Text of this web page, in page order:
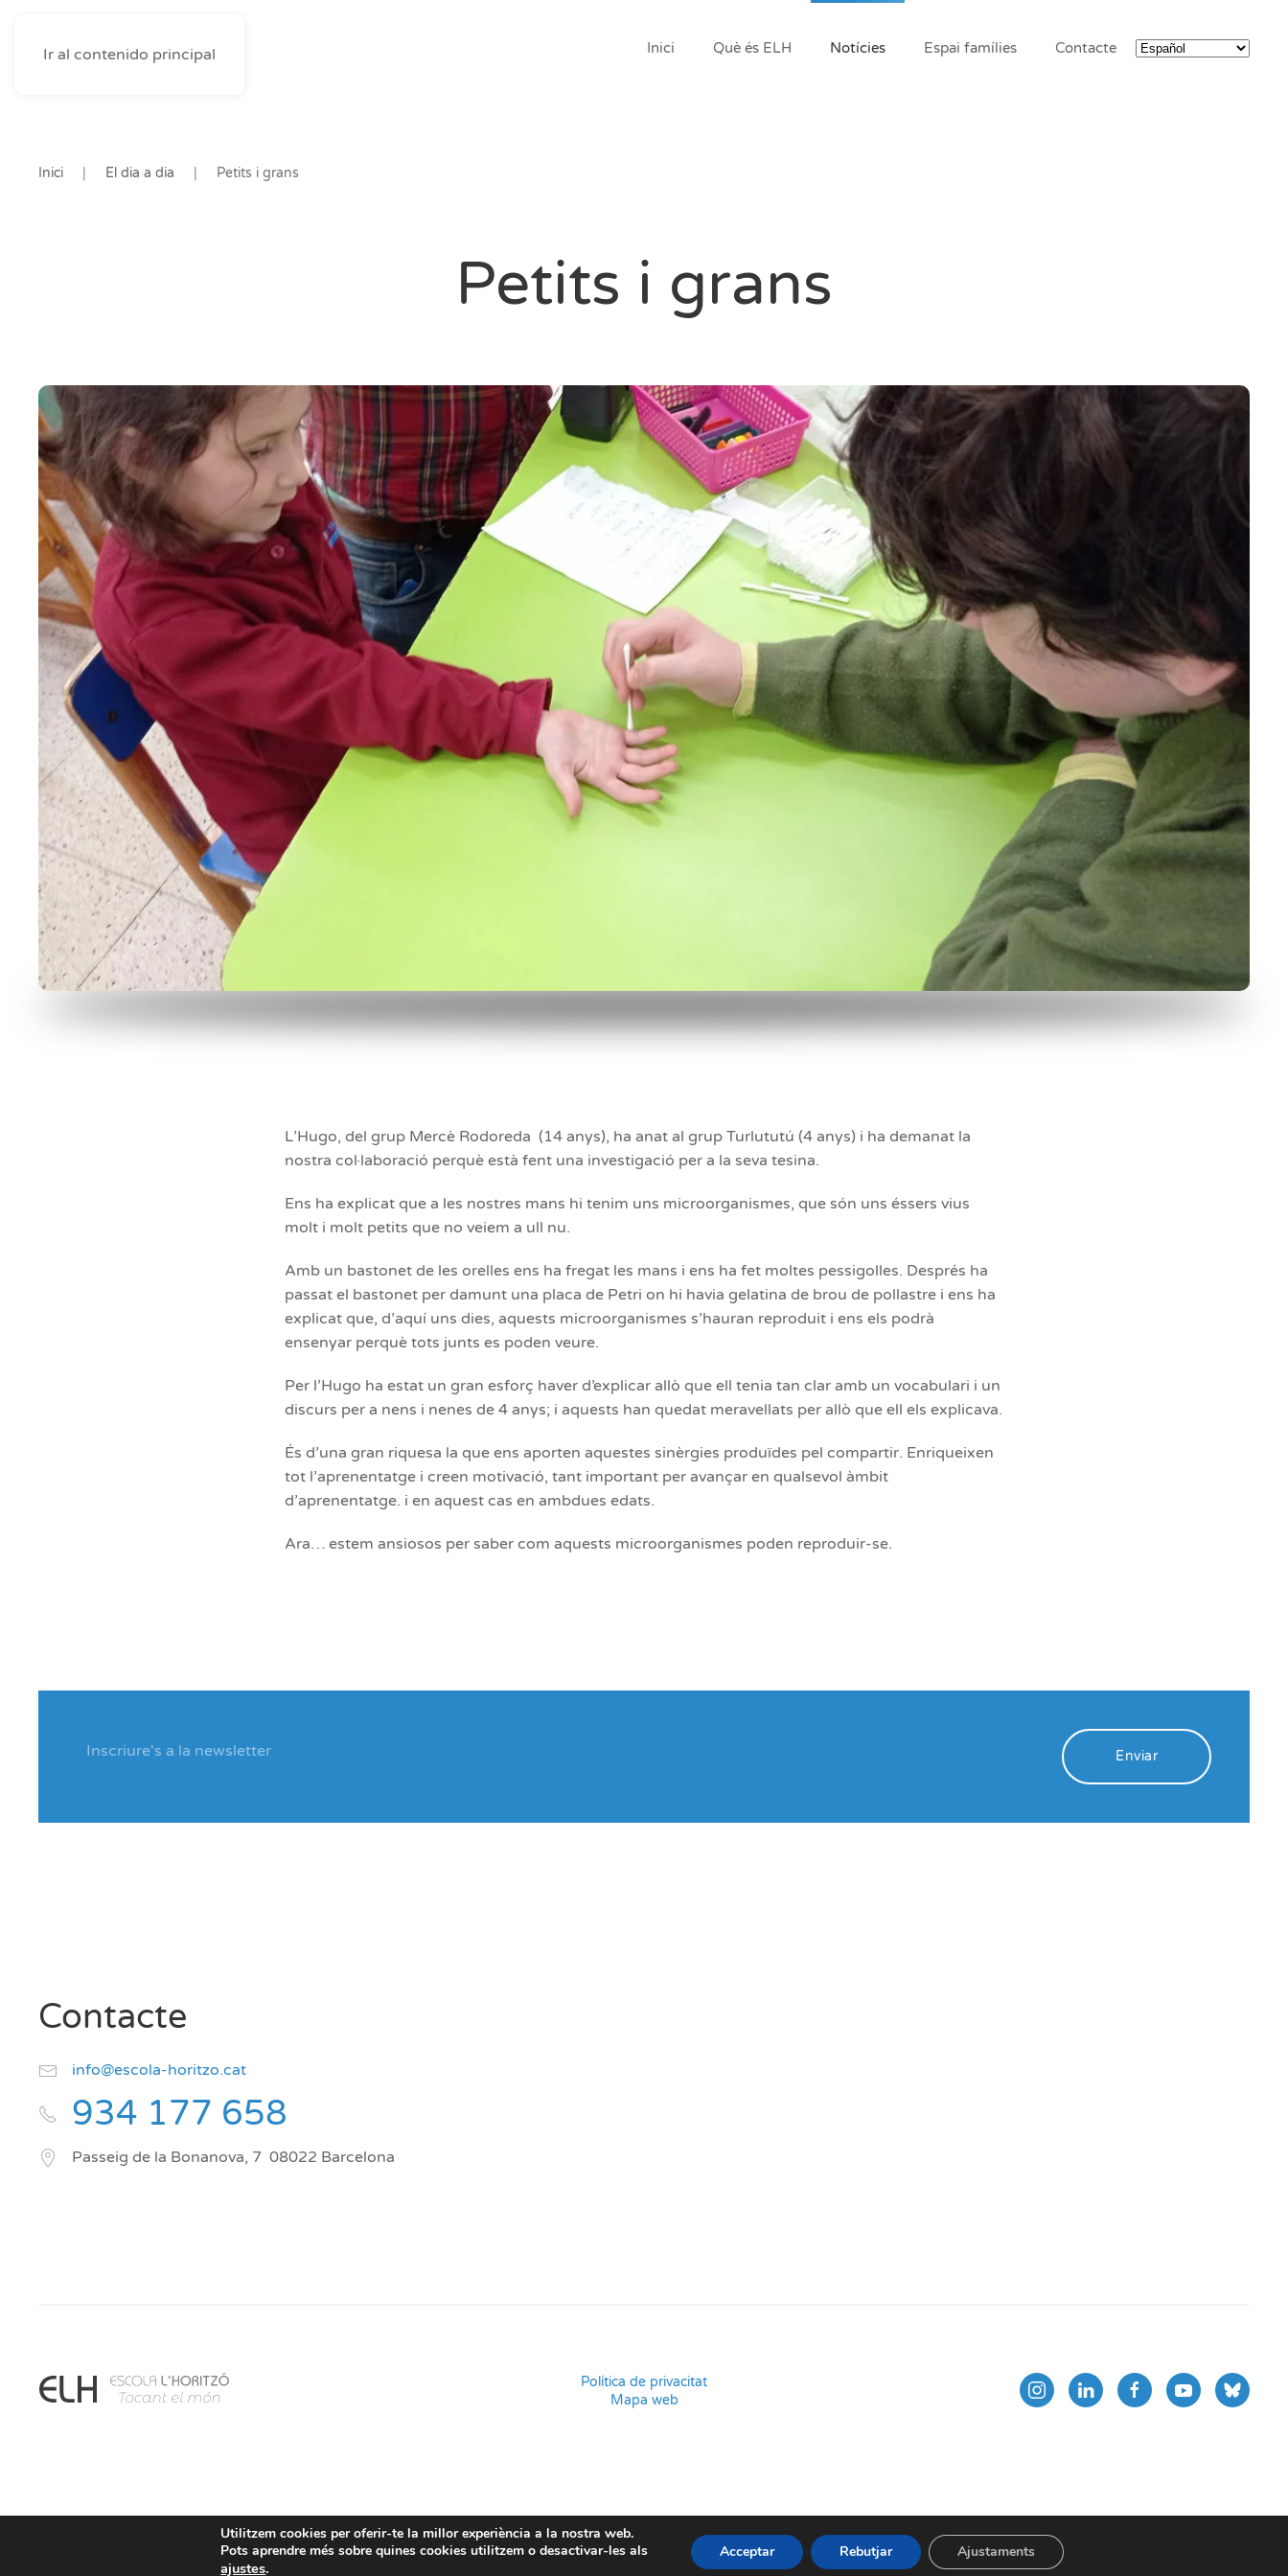
Ir al contenido principal Inici Què és ELH Notícies Espai famílies Contacte
Inici El dia a dia Petits i grans
Petits i grans
L’Hugo, del grup Mercè Rodoreda (14 anys), ha anat al grup Turlututú (4 anys) i ha demanat la
nostra col·laboració perquè està fent una investigació per a la seva tesina.
Ens ha explicat que a les nostres mans hi tenim uns microorganismes, que són uns éssers vius
molt i molt petits que no veiem a ull nu.
Amb un bastonet de les orelles ens ha fregat les mans i ens ha fet moltes pessigolles. Després ha
passat el bastonet per damunt una placa de Petri on hi havia gelatina de brou de pollastre i ens ha
explicat que, d’aquí uns dies, aquests microorganismes s’hauran reproduit i ens els podrà
ensenyar perquè tots junts es poden veure.
Per l’Hugo ha estat un gran esforç haver d’explicar allò que ell tenia tan clar amb un vocabulari i un
discurs per a nens i nenes de 4 anys; i aquests han quedat meravellats per allò que ell els explicava.
És d’una gran riquesa la que ens aporten aquestes sinèrgies produïdes pel compartir. Enriqueixen
tot l’aprenentatge i creen motivació, tant important per avançar en qualsevol àmbit
d’aprenentatge. i en aquest cas en ambdues edats.
Ara… estem ansiosos per saber com aquests microorganismes poden reproduir-se.
Enviar
Contacte
info@escola-horitzo.cat
934 177 658
Passeig de la Bonanova, 7 08022 Barcelona
Política de privacitat
Mapa web
Utilitzem cookies per oferir-te la millor experiència a la nostra web.
Pots aprendre més sobre quines cookies utilitzem o desactivar-les als
ajustes.
Acceptar Rebutjar Ajustaments